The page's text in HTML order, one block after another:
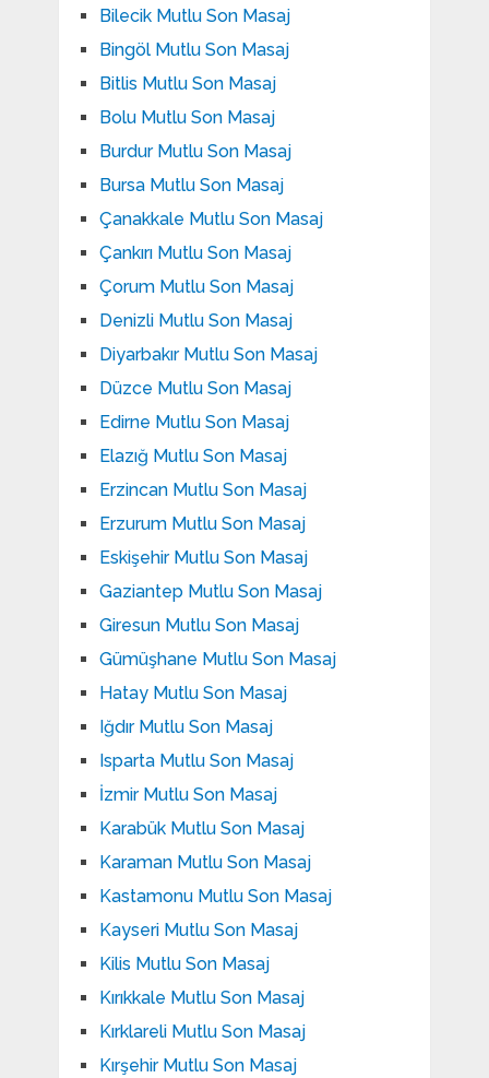
Bilecik Mutlu Son Masaj
Bingöl Mutlu Son Masaj
Bitlis Mutlu Son Masaj
Bolu Mutlu Son Masaj
Burdur Mutlu Son Masaj
Bursa Mutlu Son Masaj
Çanakkale Mutlu Son Masaj
Çankırı Mutlu Son Masaj
Çorum Mutlu Son Masaj
Denizli Mutlu Son Masaj
Diyarbakır Mutlu Son Masaj
Düzce Mutlu Son Masaj
Edirne Mutlu Son Masaj
Elazığ Mutlu Son Masaj
Erzincan Mutlu Son Masaj
Erzurum Mutlu Son Masaj
Eskişehir Mutlu Son Masaj
Gaziantep Mutlu Son Masaj
Giresun Mutlu Son Masaj
Gümüşhane Mutlu Son Masaj
Hatay Mutlu Son Masaj
Iğdır Mutlu Son Masaj
Isparta Mutlu Son Masaj
İzmir Mutlu Son Masaj
Karabük Mutlu Son Masaj
Karaman Mutlu Son Masaj
Kastamonu Mutlu Son Masaj
Kayseri Mutlu Son Masaj
Kilis Mutlu Son Masaj
Kırıkkale Mutlu Son Masaj
Kırklareli Mutlu Son Masaj
Kırşehir Mutlu Son Masaj